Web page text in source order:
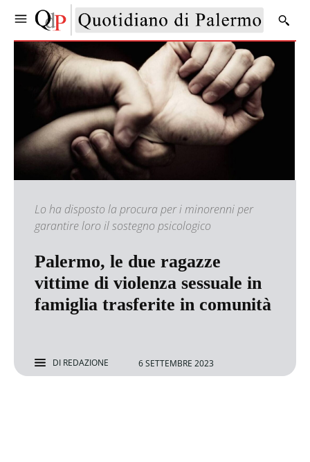
Lo ha disposto la procura per i minorenni per
garantire loro il sostegno psicologico
Palermo, le due ragazze
vittime di violenza sessuale in
famiglia trasferite in comunità
DI REDAZIONE 6 SETTEMBRE 2023